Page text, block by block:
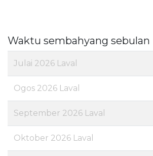
Waktu sembahyang sebulan
Julai 2026 Laval
Ogos 2026 Laval
September 2026 Laval
Oktober 2026 Laval